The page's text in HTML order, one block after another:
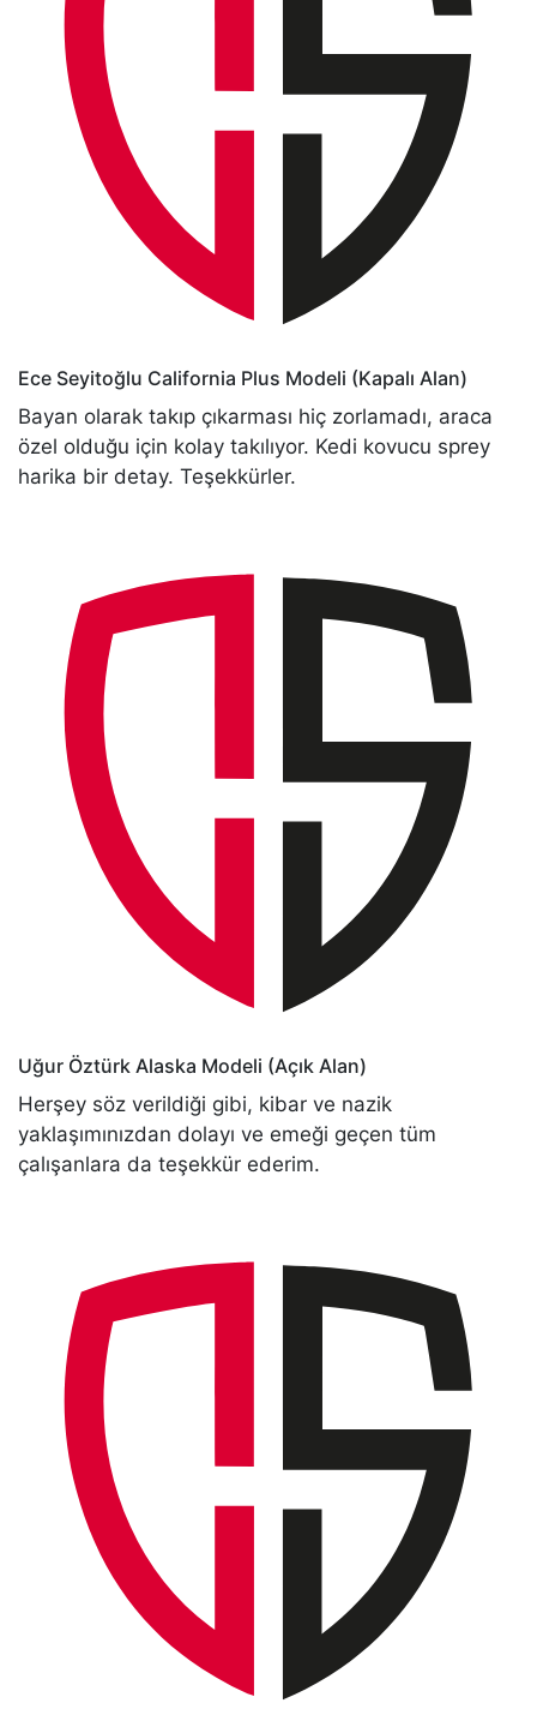
Ece Seyitoğlu California Plus Modeli (Kapalı Alan)
Bayan olarak takıp çıkarması hiç zorlamadı, araca
özel olduğu için kolay takılıyor. Kedi kovucu sprey
harika bir detay. Teşekkürler.
Uğur Öztürk Alaska Modeli (Açık Alan)
Herşey söz verildiği gibi, kibar ve nazik
yaklaşımınızdan dolayı ve emeği geçen tüm
çalışanlara da teşekkür ederim.